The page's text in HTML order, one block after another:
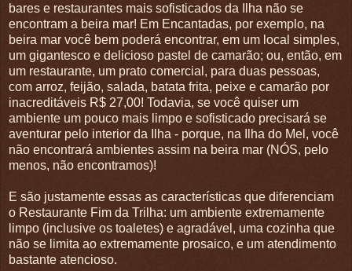
bares e restaurantes mais sofisticados da Ilha não se
encontram a beira mar! Em Encantadas, por exemplo, na
beira mar você bem poderá encontrar, em um local simples,
um gigantesco e delicioso pastel de camarão; ou, então, em
um restaurante, um prato comercial, para duas pessoas,
com arroz, feijão, salada, batata frita, peixe e camarão por
inacreditáveis R$ 27,00! Todavia, se você quiser um
ambiente um pouco mais limpo e sofisticado precisará se
aventurar pelo interior da Ilha - porque, na Ilha do Mel, você
não encontrará ambientes assim na beira mar (NÓS, pelo
menos, não encontramos)!
E são justamente essas as características que diferenciam
o Restaurante Fim da Trilha: um ambiente extremamente
limpo (inclusive os toaletes) e agradável, uma cozinha que
não se limita ao extremamente prosaico, e um atendimento
bastante atencioso.